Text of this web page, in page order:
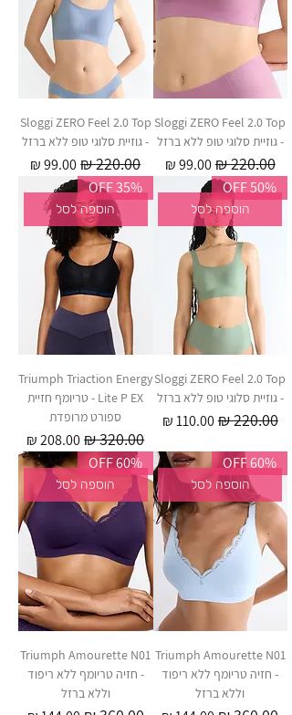
Sloggi ZERO Feel 2.0 Top
- גוזיית סלוגי טופ ללא ברזל
מחיר רגיל‏220.00 ‏₪ מחיר מבצע‏99.00 ‏₪
Sloggi ZERO Feel 2.0 Top
- גוזיית סלוגי טופ ללא ברזל
מחיר רגיל‏220.00 ‏₪ מחיר מבצע
הוספה לסל
50% OFF
Sloggi ZERO Feel 2.0 Top
- גוזיית סלוגי טופ ללא ברזל
מחיר רגיל‏220.00 ‏₪ מחיר מבצע‏110.00 ‏₪
הוספה לסל
35% OFF
Triumph Triaction Energy
Lite P EX - טריומף חזיית
ספורט מרופדת
מחיר רגיל‏320.00 ‏₪ מחיר מבצע
הוספה לסל
60% OFF
Triumph Amourette N01
- חזיה טריומף ללא ריפוד
וללא ברזל
הוספה לסל
60% OFF
Triumph Amourette N01
- חזיה טריומף ללא ריפוד
וללא ברזל